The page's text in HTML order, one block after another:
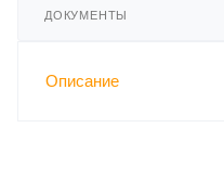
ДОКУМЕНТЫ
Описание